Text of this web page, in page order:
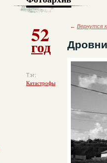
52
год
Тэг:
Катастрофы
← Вернутся